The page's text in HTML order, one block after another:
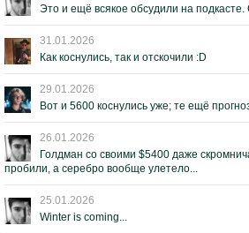
Это и ещё всякое обсудили на
31.01.2026
Как коснулись, так и отскочили :D
29.01.2026
Вот и 5600 коснулись уже; те ещё
26.01.2026
Голдман со своими $5400 даже
пробили, а серебро вообще улетело...
25.01.2026
Winter is coming...